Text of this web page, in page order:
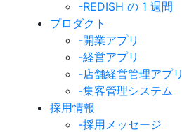
-REDISH の 1 週間
プロダクト
-開業アプリ
-経営アプリ
-店舗経営管理アプリ
-集客管理システム
採用情報
-採用メッセージ